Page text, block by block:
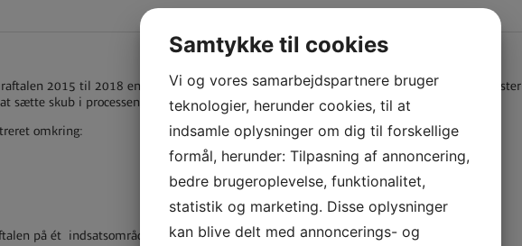
2015 til 2018 endelig godkendt og underskrevet af både politikere og Kulturminister
sætte skub i processen, når vi udvikler nyt på kulturområdet.
omkring:
på ét indsatsområde. Se mere om de tre indsatser ved at klikke på linkene.
Samtykke til cookies
Vi og vores samarbejdspartnere bruger
teknologier, herunder cookies, til at
indsamle oplysninger om dig til forskellige
formål, herunder: Tilpasning af annoncering,
bedre brugeroplevelse, funktionalitet,
statistik og marketing. Disse oplysninger
kan blive delt med annoncerings- og